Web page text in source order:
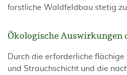
forstliche Waldfeldbau stetig
Ökologische Auswirkungen
Durch die erforderliche
und Strauchschicht und die